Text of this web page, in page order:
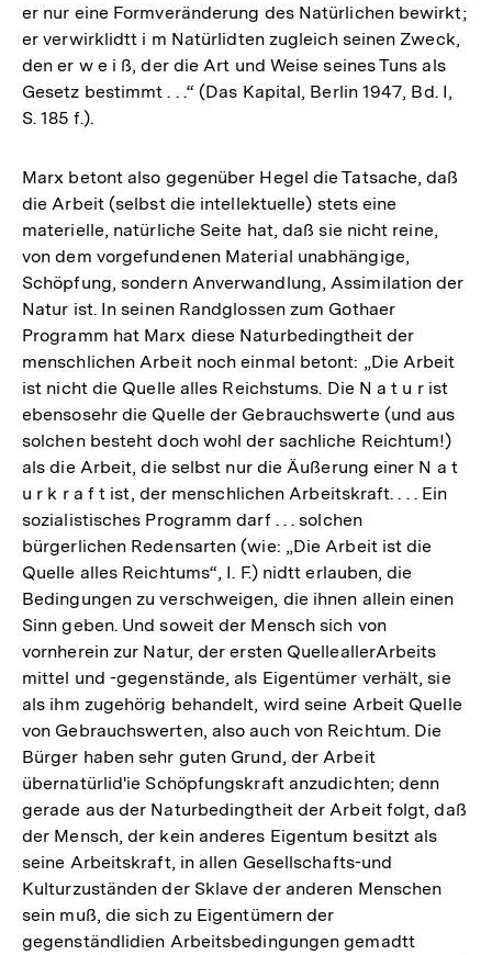
er nur eine Formveränderung des Natürlichen bewirkt;
er verwirklidtt i m Natürlidten zugleich seinen Zweck,
den er w e i ß, der die Art und Weise seines Tuns als
Gesetz bestimmt . . .“ (Das Kapital, Berlin 1947, Bd. I,
S. 185 f.).
Marx betont also gegenüber Hegel die Tatsache, daß
die Arbeit (selbst die intellektuelle) stets eine
materielle, natürliche Seite hat, daß sie nicht reine,
von dem vorgefundenen Material unabhängige,
Schöpfung, sondern Anverwandlung, Assimilation der
Natur ist. In seinen Randglossen zum Gothaer
Programm hat Marx diese Naturbedingtheit der
menschlichen Arbeit noch einmal betont: „Die Arbeit
ist nicht die Quelle alles Reichstums. Die N a t u r ist
ebensosehr die Quelle der Gebrauchswerte (und aus
solchen besteht doch wohl der sachliche Reichtum!)
als die Arbeit, die selbst nur die Äußerung einer N a t
u r k r a f t ist, der menschlichen Arbeitskraft. . . . Ein
sozialistisches Programm darf . . . solchen
bürgerlichen Redensarten (wie: „Die Arbeit ist die
Quelle alles Reichtums“, I. F.) nidtt erlauben, die
Bedingungen zu verschweigen, die ihnen allein einen
Sinn geben. Und soweit der Mensch sich von
vornherein zur Natur, der ersten QuelleallerArbeits
mittel und -gegenstände, als Eigentümer verhält, sie
als ihm zugehörig behandelt, wird seine Arbeit Quelle
von Gebrauchswerten, also auch von Reichtum. Die
Bürger haben sehr guten Grund, der Arbeit
übernatürlid'ie Schöpfungskraft anzudichten; denn
gerade aus der Naturbedingtheit der Arbeit folgt, daß
der Mensch, der kein anderes Eigentum besitzt als
seine Arbeitskraft, in allen Gesellschafts-und
Kulturzuständen der Sklave der anderen Menschen
sein muß, die sich zu Eigentümern der
gegenständlidien Arbeitsbedingungen gemadtt